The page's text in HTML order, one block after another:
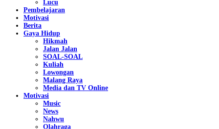
Lucu
Pembelajaran
Motivasi
Berita
Gaya Hidup
Hikmah
Jalan Jalan
SOAL-SOAL
Kuliah
Lowongan
Malang Raya
Media dan TV Online
Motivasi
Music
News
Nahwu
Olahraga